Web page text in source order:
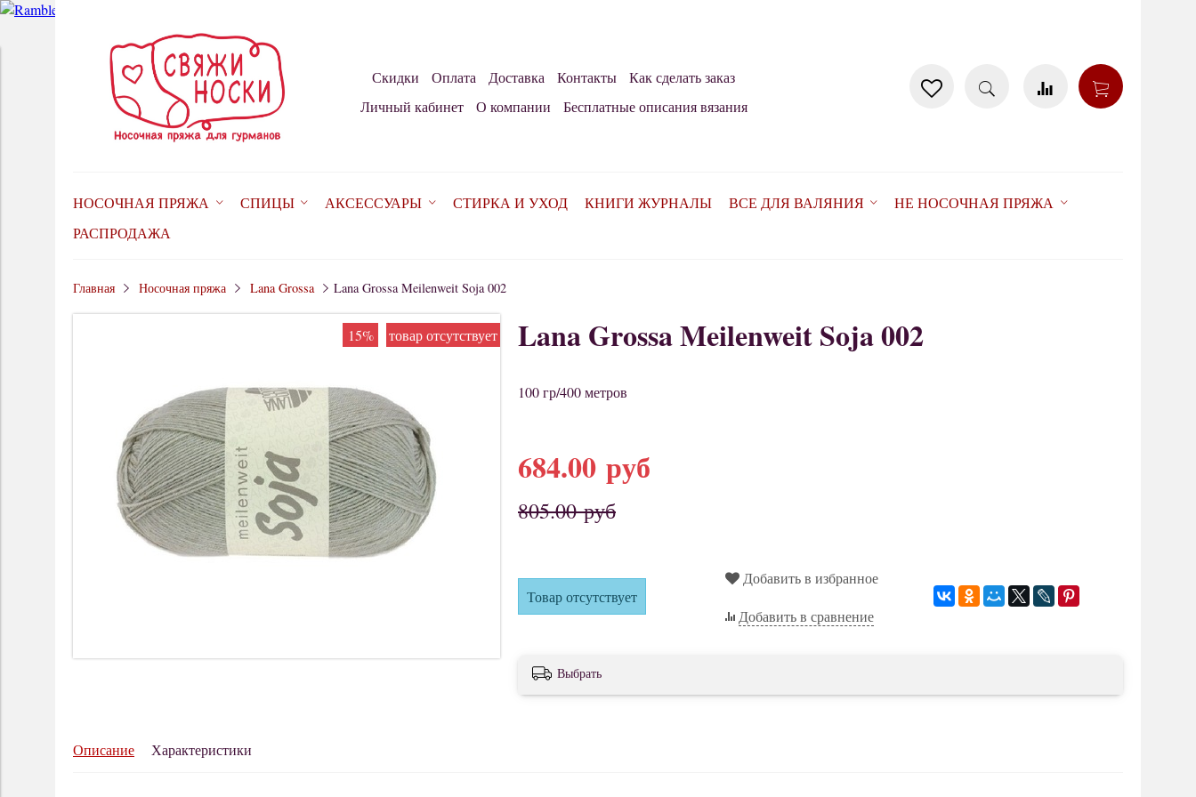
Скидки Оплата Доставка Контакты
Как сделать заказ
Личный кабинет
О компании Бесплатные описания вязания
НОСОЧНАЯ ПРЯЖА СПИЦЫ АКСЕССУАРЫ СТИРКА И УХОД КНИГИ ЖУРНАЛЫ ВСЕ ДЛЯ ВАЛЯНИЯ
НЕ НОСОЧНАЯ ПРЯЖА
РАСПРОДАЖА
Главная Носочная пряжа Lana Grossa Lana Grossa Meilenweit Soja 002
15% товар отсутствует Lana Grossa Meilenweit Soja 002
100 гр/400 метров
684.00 руб
805.00 руб
Товар отсутствует
Добавить в избранное
Добавить в сравнение
Выбрать
Описание Характеристики